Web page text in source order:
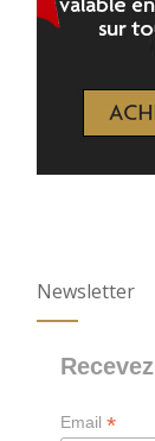
Newsletter
Email*